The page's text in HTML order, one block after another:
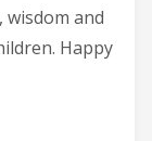
and
Happy